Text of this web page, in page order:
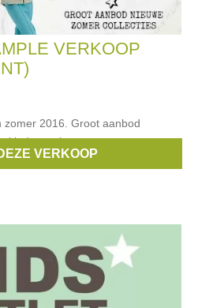
VERKOOP
2016. Groot aanbod
kindermerken.
,Albababy,Froy & Dind
VERKOOP